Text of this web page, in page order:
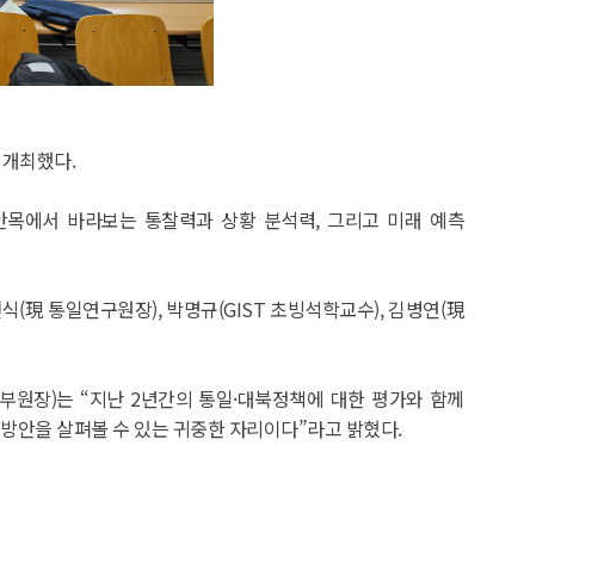
최했다.
에서 바라보는 통찰력과 상황 분석력, 그리고 미래 예측
(現 통일연구원장), 박명규(GIST 초빙석학교수), 김병연(現
장)는 “지난 2년간의 통일·대북정책에 대한 평가와 함께
안을 살펴볼 수 있는 귀중한 자리이다”라고 밝혔다.